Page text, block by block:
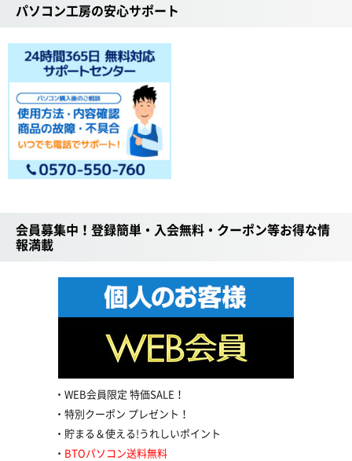
パソコン工房の安心サポート
会員募集中！登録簡単・入会無料・クーポン等お得な情
報満載
WEB会員限定 特価SALE！
特別クーポン プレゼント！
貯まる＆使える!うれしいポイント
BTOパソコン送料無料